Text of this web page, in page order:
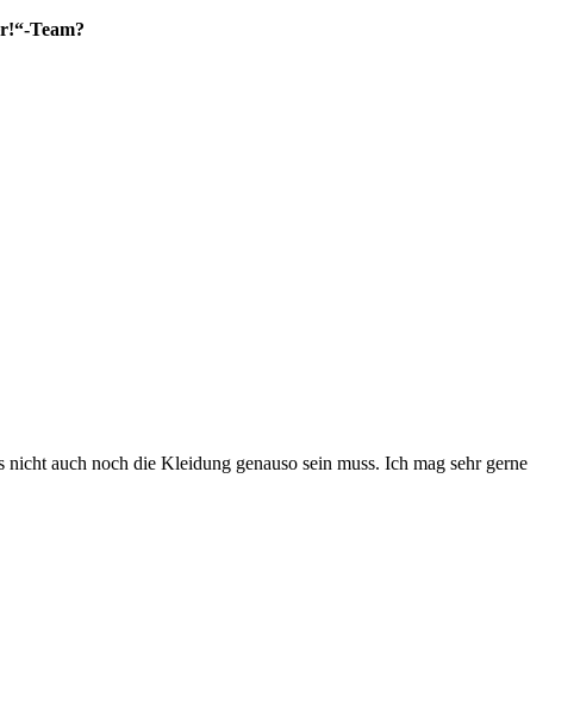
Team?
auch noch die Kleidung genauso sein muss. Ich mag sehr gerne